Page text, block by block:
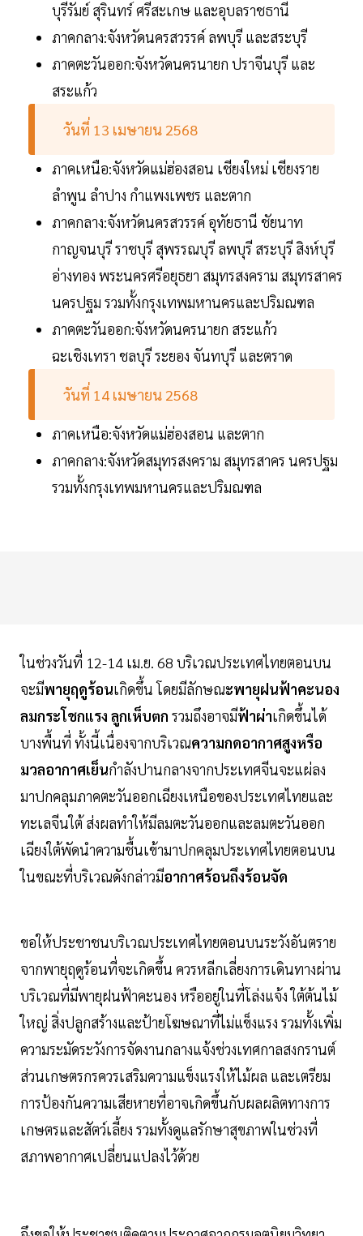
บุรีรัมย์ สุรินทร์ ศรีสะเกษ และอุบลราชธานี
ภาคกลาง:จังหวัดนครสวรรค์ ลพบุรี และสระบุรี
ภาคตะวันออก:จังหวัดนครนายก ปราจีนบุรี และ
สระแก้ว
วันที่ 13 เมษายน 2568
ภาคเหนือ:จังหวัดแม่ฮ่องสอน เชียงใหม่ เชียงราย
ลำพูน ลำปาง กำแพงเพชร และตาก
ภาคกลาง:จังหวัดนครสวรรค์ อุทัยธานี ชัยนาท
กาญจนบุรี ราชบุรี สุพรรณบุรี ลพบุรี สระบุรี สิงห์บุรี
อ่างทอง พระนครศรีอยุธยา สมุทรสงคราม สมุทรสาคร
นครปฐม รวมทั้งกรุงเทพมหานครและปริมณฑล
ภาคตะวันออก:จังหวัดนครนายก สระแก้ว
ฉะเชิงเทรา ชลบุรี ระยอง จันทบุรี และตราด
วันที่ 14 เมษายน 2568
ภาคเหนือ:จังหวัดแม่ฮ่องสอน และตาก
ภาคกลาง:จังหวัดสมุทรสงคราม สมุทรสาคร นครปฐม
รวมทั้งกรุงเทพมหานครและปริมณฑล
ในช่วงวันที่ 12-14 เม.ย. 68 บริเวณประเทศไทยตอนบน
จะมีพายุฤดูร้อนเกิดขึ้น โดยมีลักษณะพายุฝนฟ้าคะนอง
ลมกระโชกแรง ลูกเห็บตก รวมถึงอาจมีฟ้าผ่าเกิดขึ้นได้
บางพื้นที่ ทั้งนี้เนื่องจากบริเวณความกดอากาศสูงหรือ
มวลอากาศเย็นกำลังปานกลางจากประเทศจีนจะแผ่ลง
มาปกคลุมภาคตะวันออกเฉียงเหนือของประเทศไทยและ
ทะเลจีนใต้ ส่งผลทำให้มีลมตะวันออกและลมตะวันออก
เฉียงใต้พัดนำความชื้นเข้ามาปกคลุมประเทศไทยตอนบน
ในขณะที่บริเวณดังกล่าวมีอากาศร้อนถึงร้อนจัด
ขอให้ประชาชนบริเวณประเทศไทยตอนบนระวังอันตราย
จากพายุฤดูร้อนที่จะเกิดขึ้น ควรหลีกเลี่ยงการเดินทางผ่าน
บริเวณที่มีพายุฝนฟ้าคะนอง หรืออยู่ในที่โล่งแจ้ง ใต้ต้นไม้
ใหญ่ สิ่งปลูกสร้างและป้ายโฆษณาที่ไม่แข็งแรง รวมทั้งเพิ่ม
ความระมัดระวังการจัดงานกลางแจ้งช่วงเทศกาลสงกรานต์
ส่วนเกษตรกรควรเสริมความแข็งแรงให้ไม้ผล และเตรียม
การป้องกันความเสียหายที่อาจเกิดขึ้นกับผลผลิตทางการ
เกษตรและสัตว์เลี้ยง รวมทั้งดูแลรักษาสุขภาพในช่วงที่
สภาพอากาศเปลี่ยนแปลงไว้ด้วย